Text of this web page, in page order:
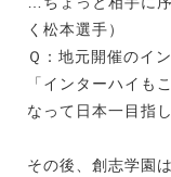
く松本選手）
Ｑ：地元開催のイ
「インターハイも
なって日本一目指
その後、創志学園